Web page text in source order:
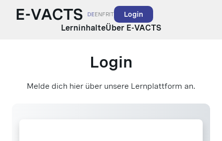
LerninhalteÜber E-VACTS
DEENFRIT Login
Login
Melde dich hier über unsere Lernplattform an.